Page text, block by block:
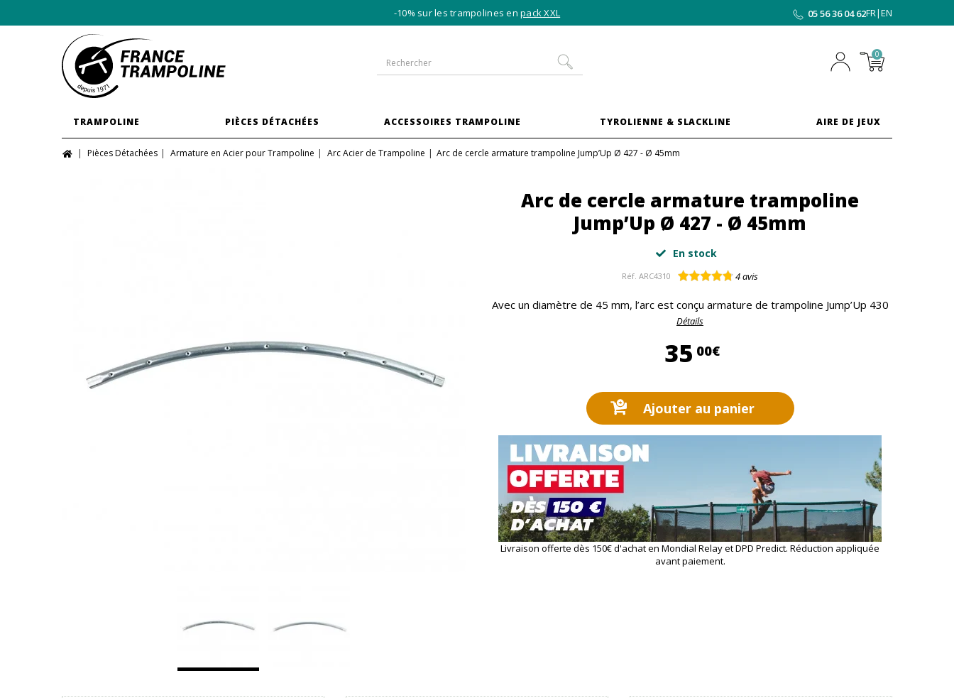
-10% sur les trampolines enpack XXL 05 56 36 04 62FR|EN
0
TRAMPOLINE PIÈCES DÉTACHÉES ACCESSOIRES TRAMPOLINE TYROLIENNE & SLACKLINE AIRE DE JEUX
Pièces Détachées Armature en Acier pour Trampoline Arc Acier de Trampoline Arc de cercle armature trampoline Jump’Up Ø 427 - Ø 45mm
Arc de cercle armature trampoline
Jump’Up Ø 427 - Ø 45mm
En stock
Réf. ARC4310 4avis
Avec un diamètre de 45 mm, l’arc est conçu armature de trampoline Jump’Up 430
Détails
35 00€35,00 €
Ajouter au panier
Livraison offerte dès 150€ d'achat en Mondial Relay et DPD Predict. Réduction appliquée
avant paiement.